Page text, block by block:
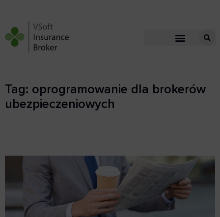
Tag: oprogramowanie dla brokerów
ubezpieczeniowych